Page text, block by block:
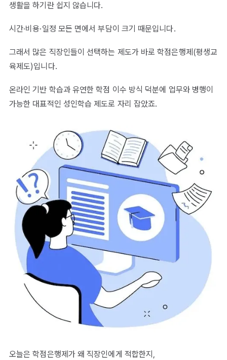
생활을 하기란 쉽지 않습니다.
시간·비용·일정 모든 면에서 부담이 크기 때문입니다.
그래서 많은 직장인들이 선택하는 제도가 바로 학점은행제(평생교
육제도)입니다.
온라인 기반 학습과 유연한 학점 이수 방식 덕분에 업무와 병행이
가능한 대표적인 성인학습 제도로 자리 잡았죠.
오늘은 학점은행제가 왜 직장인에게 적합한지,